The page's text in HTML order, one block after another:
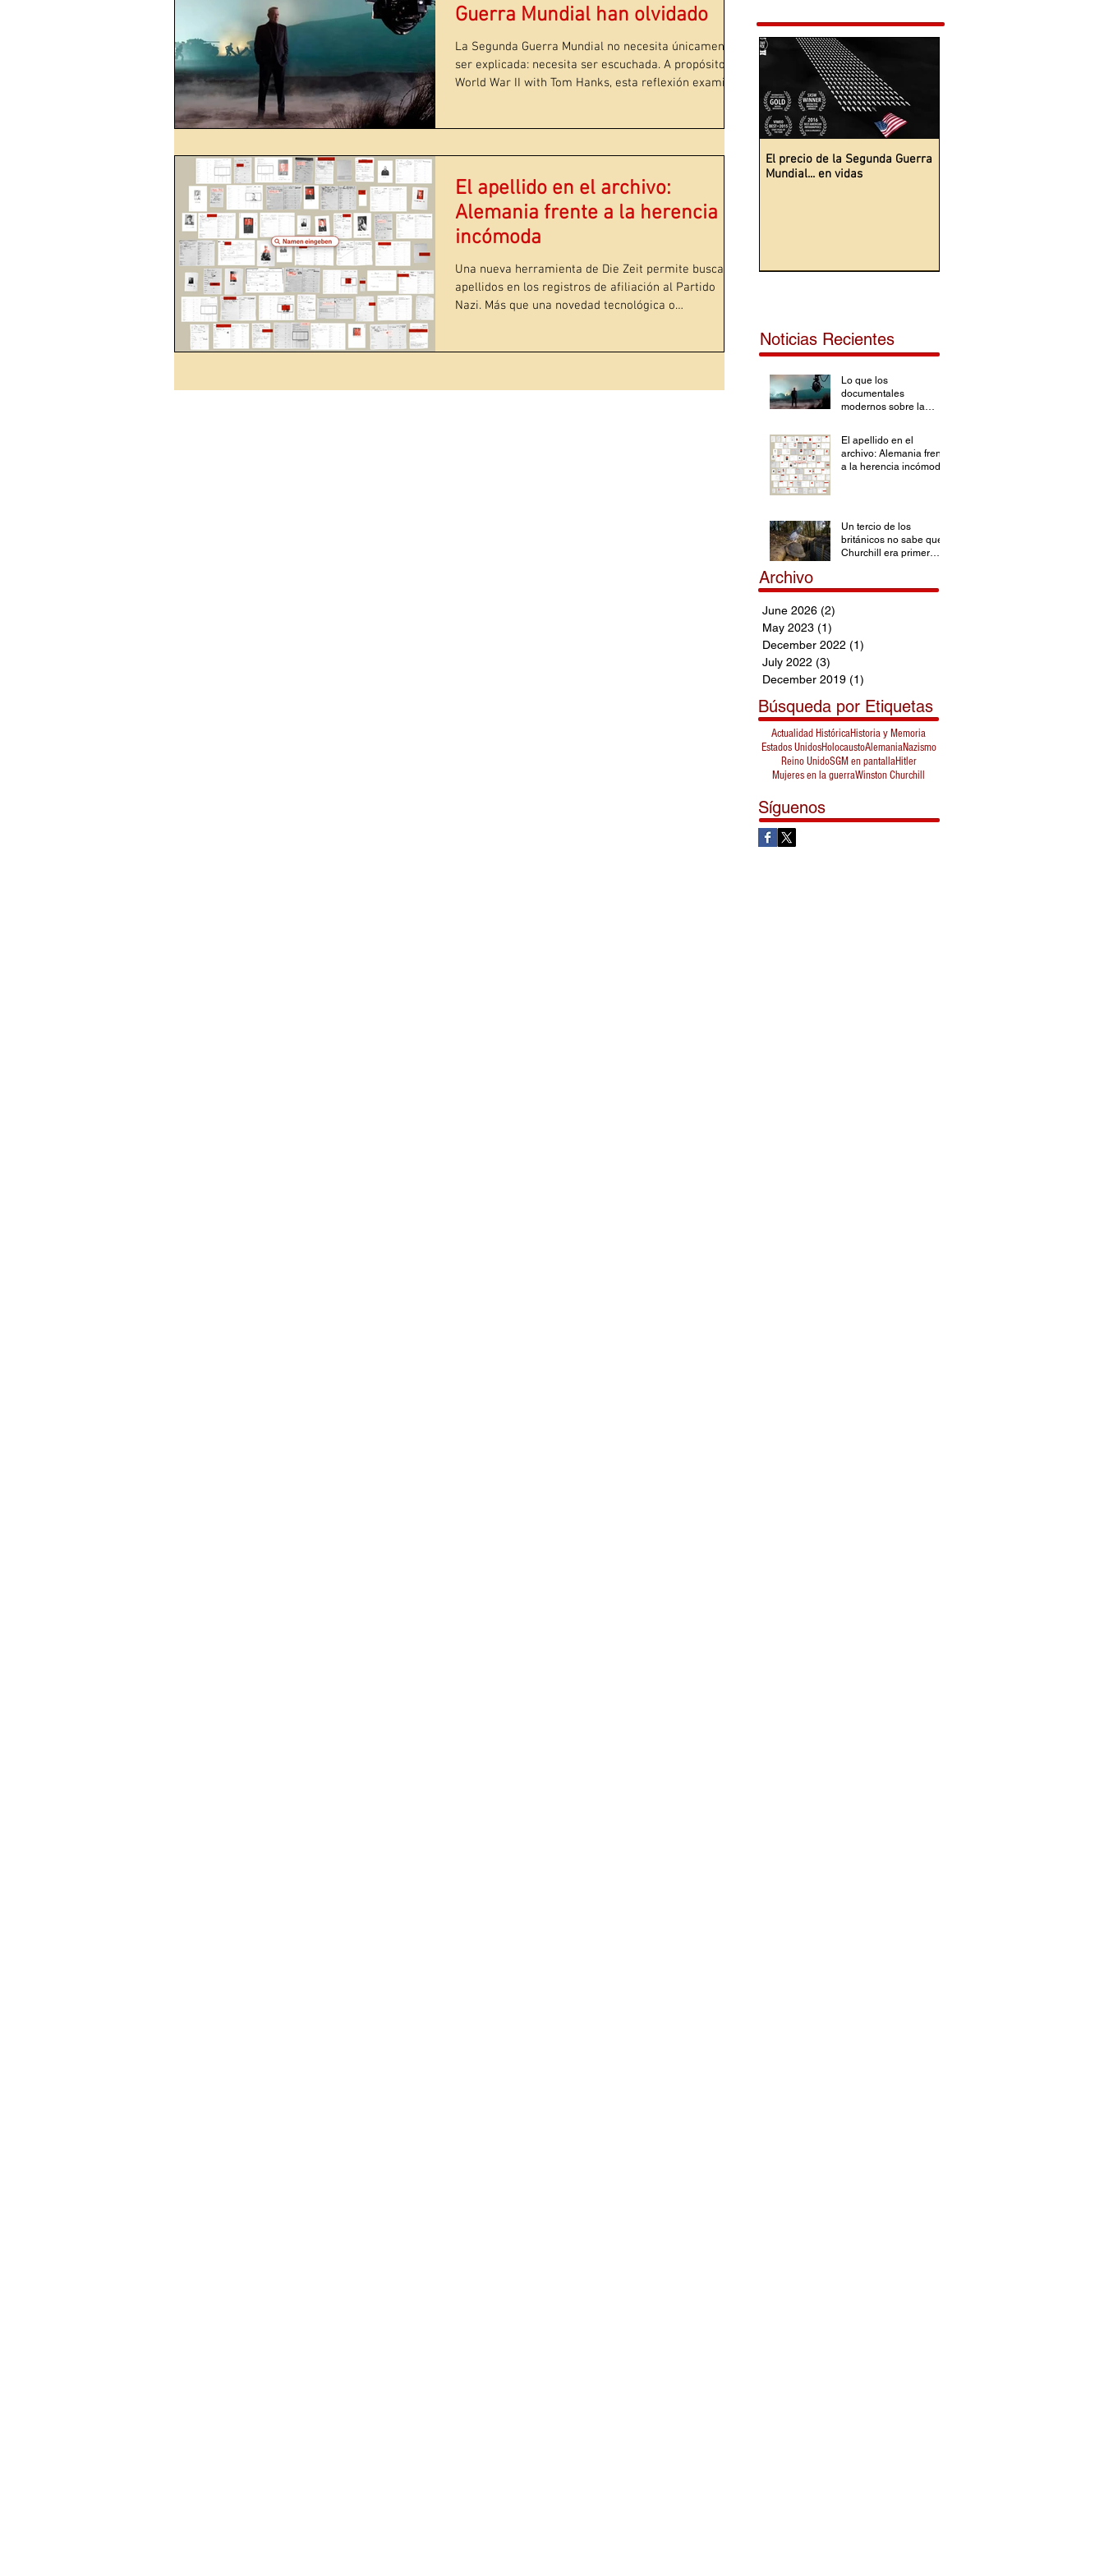
Guerra Mundial han olvidado
La Segunda Guerra Mundial no necesita únicamente
ser explicada: necesita ser escuchada. A propósito de
World War II with Tom Hanks, esta reflexión examina
vez más impecables. Tom Hanks durante la
documental realizada por The HISTORY Channel en
colaboración con The National W
El apellido en el archivo:
Alemania frente a la herencia
incómoda
Una nueva herramienta de Die Zeit permite buscar
apellidos en los registros de afiliación al Partido
Nazi. Más que una novedad tecnológica o
El precio de la Segunda Guerra
Mundial... en vidas
Noticias Recientes
Lo que los
documentales
modernos sobre la
El apellido en el
archivo: Alemania frente
a la herencia incómoda
Un tercio de los
británicos no sabe que
Churchill era primer
Archivo
June 2026 (2)
May 2023 (1)
December 2022 (1)
July 2022 (3)
December 2019 (1)
Búsqueda por Etiquetas
Actualidad HistóricaHistoria y Memoria
Estados UnidosHolocaustoAlemaniaNazismo
Reino UnidoSGM en pantallaHitler
Mujeres en la guerraWinston Churchill
Síguenos